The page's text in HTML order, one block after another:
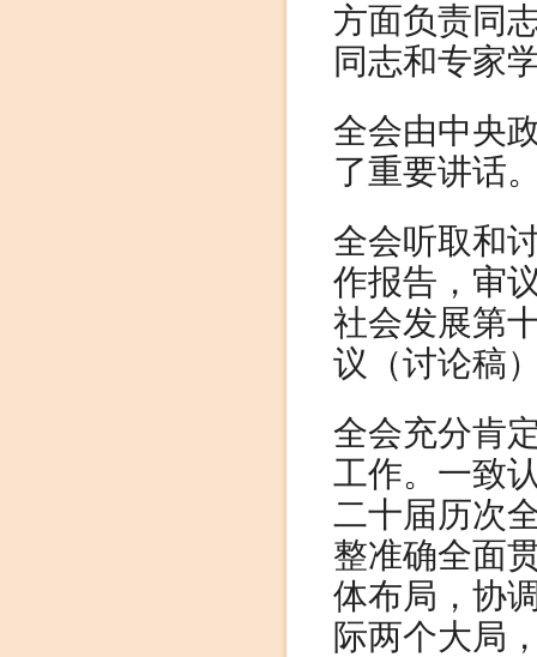
方面负责同
同志和专家
全会由中央
了重要讲话
全会听取和
作报告，审
社会发展第
议（讨论稿
全会充分肯
工作。一致
二十届历次
整准确全面
体布局，协
际两个大局